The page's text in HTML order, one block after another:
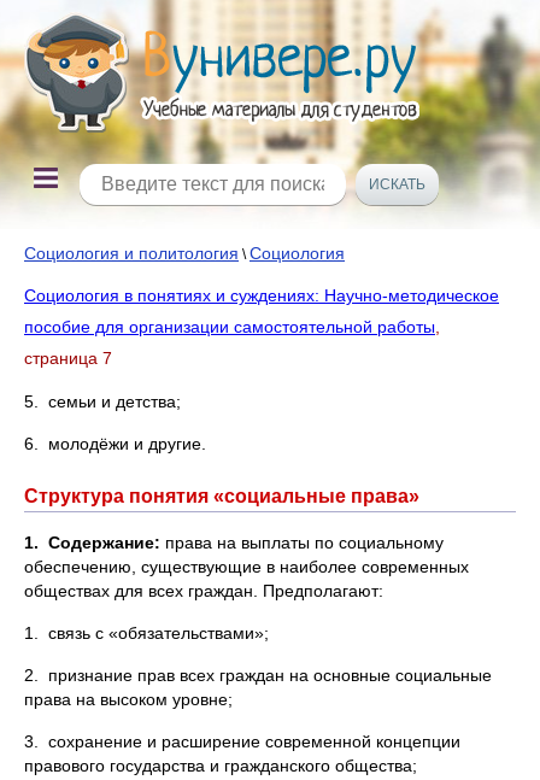
Социология и политология \Социология
Социология в понятиях и суждениях: Научно-методическое
пособие для организации самостоятельной работы
страница 7
5. семьи и детства;
6. молодёжи и другие.
Структура понятия «социальные права»
1. Содержание: права на выплаты по социальному
обеспечению, существующие в наиболее современных
обществах для всех граждан. Предполагают:
1. связь с «обязательствами»;
2. признание прав всех граждан на основные социальные
права на высоком уровне;
3. сохранение и расширение современной концепции
правового государства и гражданского общества;